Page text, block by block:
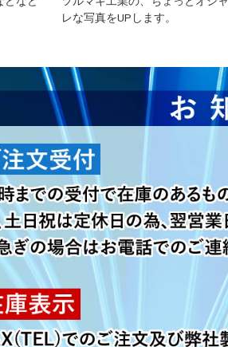
レな写真をUPします。